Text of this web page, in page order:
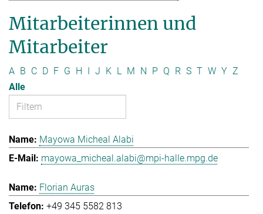
Mitarbeiterinnen und
Mitarbeiter
A B C D F G H I J K L M N P Q R S T W Y Z
Alle
Mayowa Micheal Alabi
mayowa_micheal.alabi@mpi-halle.mpg.de
Florian Auras
+49 345 5582 813